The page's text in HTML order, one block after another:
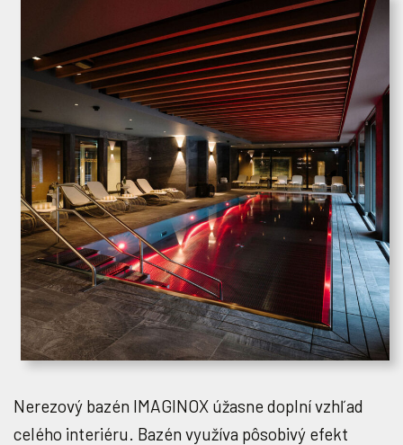
Nerezový bazén IMAGINOX úžasne doplní vzhľad
celého interiéru. Bazén využíva pôsobivý efekt